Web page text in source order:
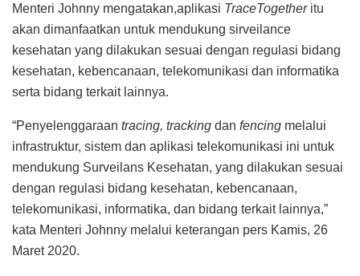
Menteri Johnny mengatakan,aplikasi TraceTogetheritu
akan dimanfaatkan untuk mendukung sirveilance
kesehatan yang dilakukan sesuai dengan regulasi bidang
kesehatan, kebencanaan, telekomunikasi dan informatika
serta bidang terkait lainnya.
“Penyelenggaraan tracing, tracking dan fencing melalui
infrastruktur, sistem dan aplikasi telekomunikasi ini untuk
mendukung Surveilans Kesehatan, yang dilakukan sesuai
dengan regulasi bidang kesehatan, kebencanaan,
telekomunikasi, informatika, dan bidang terkait lainnya,”
kata Menteri Johnny melalui keterangan pers Kamis, 26
Maret 2020.